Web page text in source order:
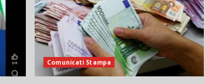
Comunicati Stampa